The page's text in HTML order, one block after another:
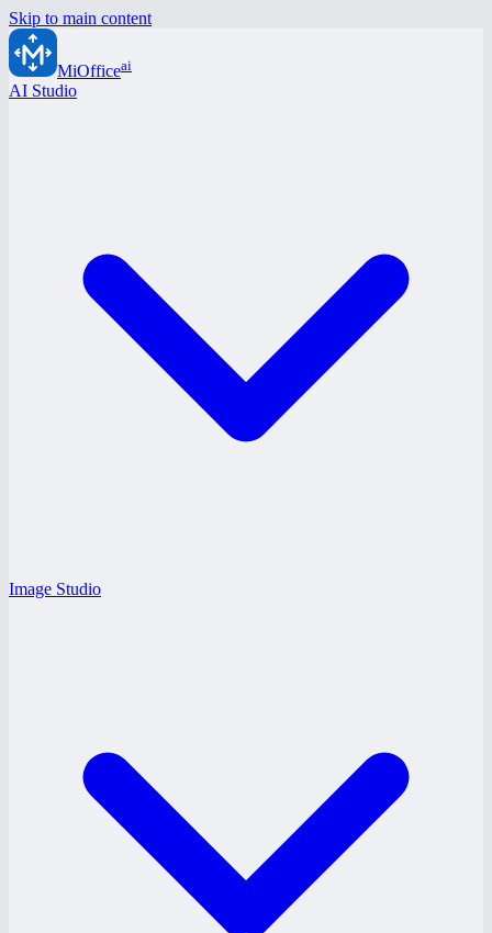
Skip to main content
MiOfficeai
AI Studio
Image Studio